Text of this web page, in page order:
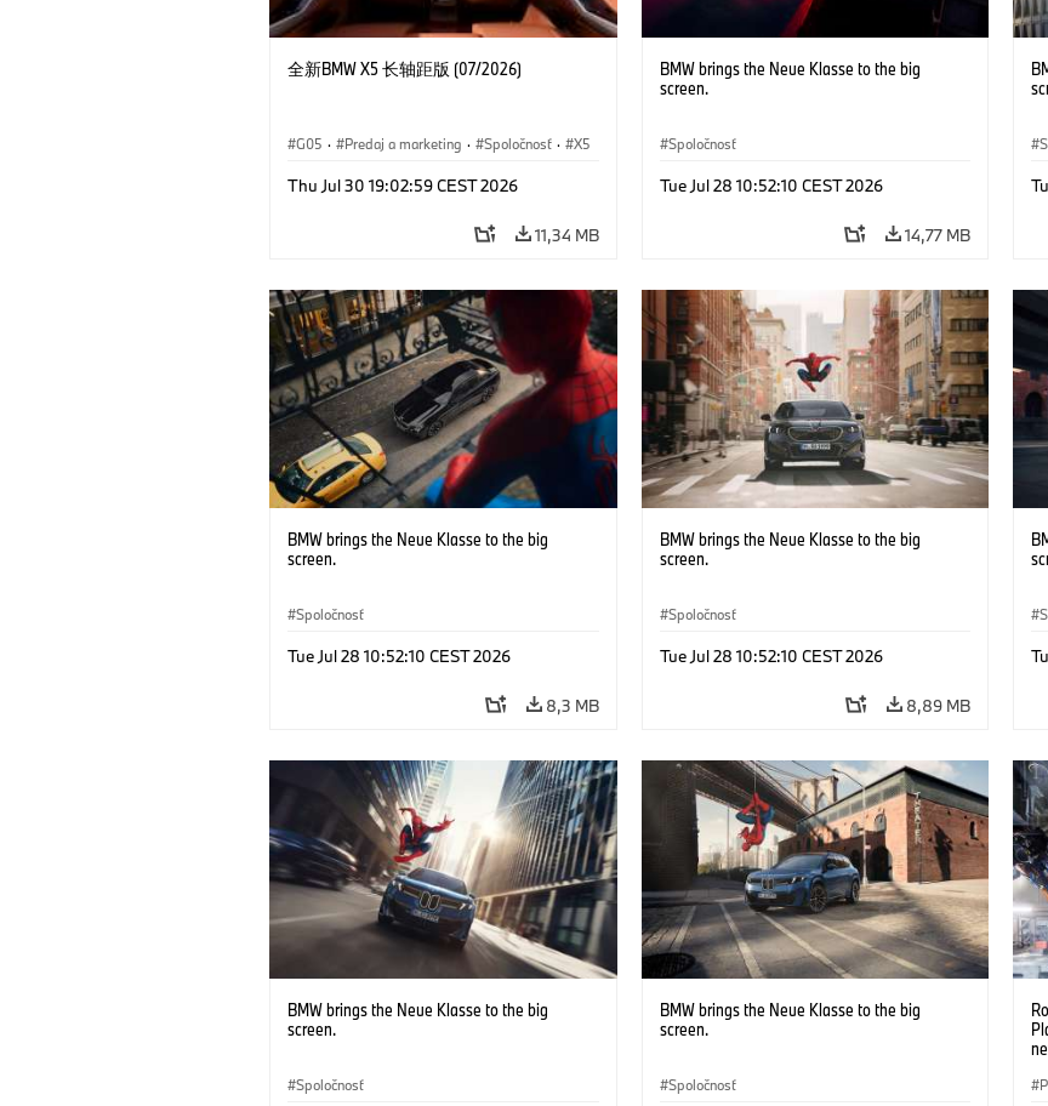
全新BMW X5 长轴距版 (07/2026)
G05 · Predaj a marketing · Spoločnosť · X5
Thu Jul 30 19:02:59 CEST 2026
11,34 MB
BMW brings the Neue Klasse to the big
screen.
Spoločnosť
Tue Jul 28 10:52:10 CEST 2026
14,77 MB
BMW brings the Neue Klasse to the big
screen.
Spoločnosť
Tue Jul 28 10:52:10 CEST 2026
8,3 MB
BMW brings the Neue Klasse to the big
screen.
Spoločnosť
Tue Jul 28 10:52:10 CEST 2026
8,89 MB
BMW brings the Neue Klasse to the big
screen.
Spoločnosť
BMW brings the Neue Klasse to the big
screen.
Spoločnosť